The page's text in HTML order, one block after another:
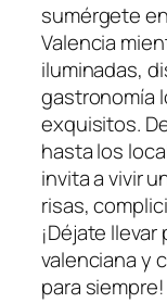
sumérgete
Valencia
iluminadas,
gastronomía
exquisitos.​
hasta los‌
invita a⁤ vivir
risas,
¡Déjate
valenciana y
para siempre!